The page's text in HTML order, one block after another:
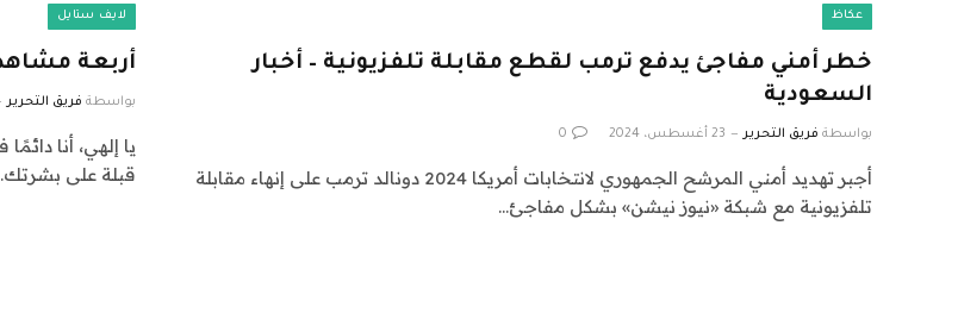
عكاظ
خطر أمني مفاجئ يدفع ترمب لقطع مقابلة تلفزيونية – أخبار
السعودية
بواسطة فريق التحرير 23 أغسطس، 2024 0
أجبر تهديد أمني المرشح الجمهوري لانتخابات أمريكا 2024 دونالد ترمب على إنهاء مقابلة
تلفزيونية مع شبكة «نيوز نيشن» بشكل مفاجئ…
لايف ستايل
أربعة
بواسطة فريق التحرير
يا إلهي، أنا
قبلة على